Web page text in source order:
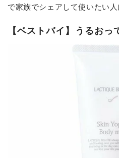
で家族でシェアして使いたい人
【ベストバイ】うるおっ